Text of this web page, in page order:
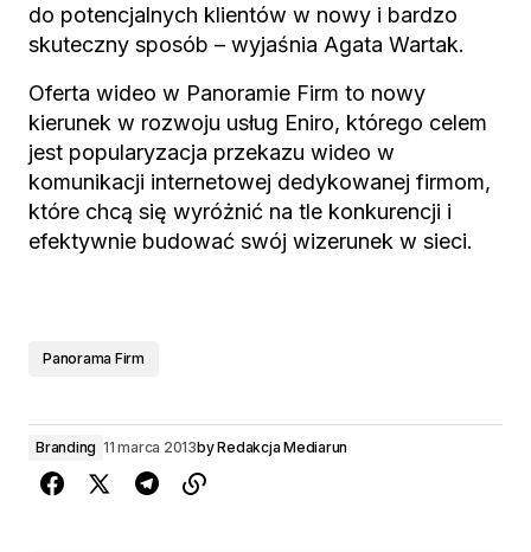
do potencjalnych klientów w nowy i bardzo
skuteczny sposób – wyjaśnia Agata Wartak.
Oferta wideo w Panoramie Firm to nowy
kierunek w rozwoju usług Eniro, którego celem
jest popularyzacja przekazu wideo w
komunikacji internetowej dedykowanej firmom,
które chcą się wyróżnić na tle konkurencji i
efektywnie budować swój wizerunek w sieci.
Panorama Firm
Branding 11 marca 2013byRedakcja Mediarun